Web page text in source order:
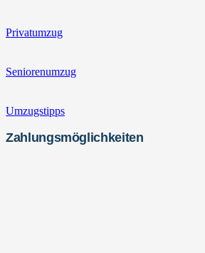
Privatumzug
Seniorenumzug
Umzugstipps
Zahlungsmöglichkeiten